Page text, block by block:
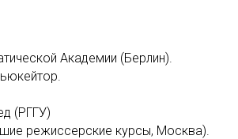
Академии (Берлин).
(РГГУ)
режиссерские курсы, Москва).